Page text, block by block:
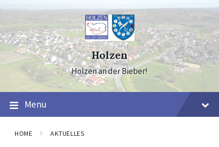
to
content
to
navigation
to
footer
Holzen
Holzen an der Bieber!
Menu
HOME AKTUELLES